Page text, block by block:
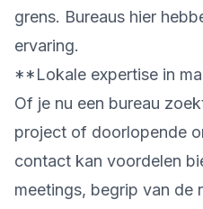
grens. Bureaus hier
ervaring.
**Lokale expertise in
Of je nu een bureau
project of doorlopende
contact kan voordelen
meetings, begrip van de